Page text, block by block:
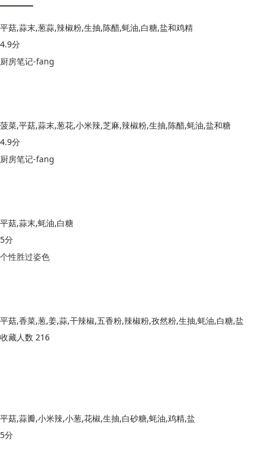
平菇,蒜末,葱蒜,辣椒粉,生抽,陈醋,蚝油,白糖,盐和鸡精
4.9分
厨房笔记-fang
菠菜,平菇,蒜末,葱花,小米辣,芝麻,辣椒粉,生抽,陈醋,蚝油,盐和糖
4.9分
厨房笔记-fang
平菇,蒜末,蚝油,白糖
5分
个性胜过姿色
平菇,香菜,葱,姜,蒜,干辣椒,五香粉,辣椒粉,孜然粉,生抽,蚝油,白糖,盐
收藏人数 216
平菇,蒜瓣,小米辣,小葱,花椒,生抽,白砂糖,蚝油,鸡精,盐
5分